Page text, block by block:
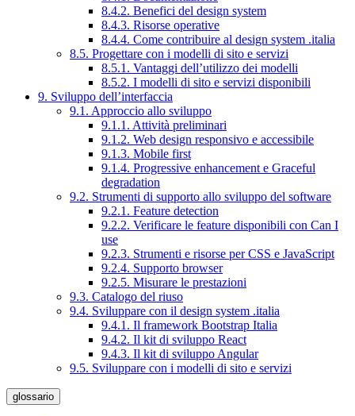
8.4.2. Benefici del design system
8.4.3. Risorse operative
8.4.4. Come contribuire al design system .italia
8.5. Progettare con i modelli di sito e servizi
8.5.1. Vantaggi dell’utilizzo dei modelli
8.5.2. I modelli di sito e servizi disponibili
9. Sviluppo dell’interfaccia
9.1. Approccio allo sviluppo
9.1.1. Attività preliminari
9.1.2. Web design responsivo e accessibile
9.1.3. Mobile first
9.1.4. Progressive enhancement e Graceful
degradation
9.2. Strumenti di supporto allo sviluppo del software
9.2.1. Feature detection
9.2.2. Verificare le feature disponibili con Can I
use
9.2.3. Strumenti e risorse per CSS e JavaScript
9.2.4. Supporto browser
9.2.5. Misurare le prestazioni
9.3. Catalogo del riuso
9.4. Sviluppare con il design system .italia
9.4.1. Il framework Bootstrap Italia
9.4.2. Il kit di sviluppo React
9.4.3. Il kit di sviluppo Angular
9.5. Sviluppare con i modelli di sito e servizi
glossario